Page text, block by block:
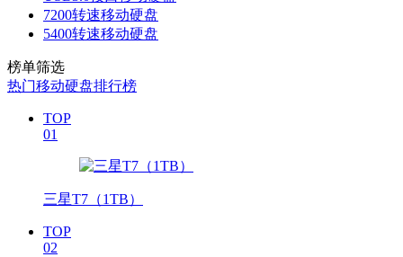
7200转速移动硬盘
5400转速移动硬盘
榜单筛选
热门移动硬盘排行榜
TOP
01
三星T7（1TB）
TOP
02